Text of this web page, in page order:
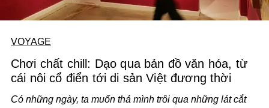
VOYAGE
Chơi chất chill: Dạo qua bản đồ văn hóa, từ
cái nôi cổ điển tới di sản Việt đương thời
Có những ngày, ta muốn thả mình trôi qua những lát cắt